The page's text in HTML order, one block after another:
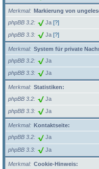
Merkmal
Markierung von
phpBB 3.2
Ja [?]
phpBB 3.3 Ja [?]
Merkmal
System für private
phpBB 3.2
Ja
phpBB 3.3 Ja
Merkmal
Statistiken:
phpBB 3.2
Ja
phpBB 3.3 Ja
Merkmal
Kontaktseite:
phpBB 3.2
Ja
phpBB 3.3 Ja
Merkmal
Cookie-Hinweis: